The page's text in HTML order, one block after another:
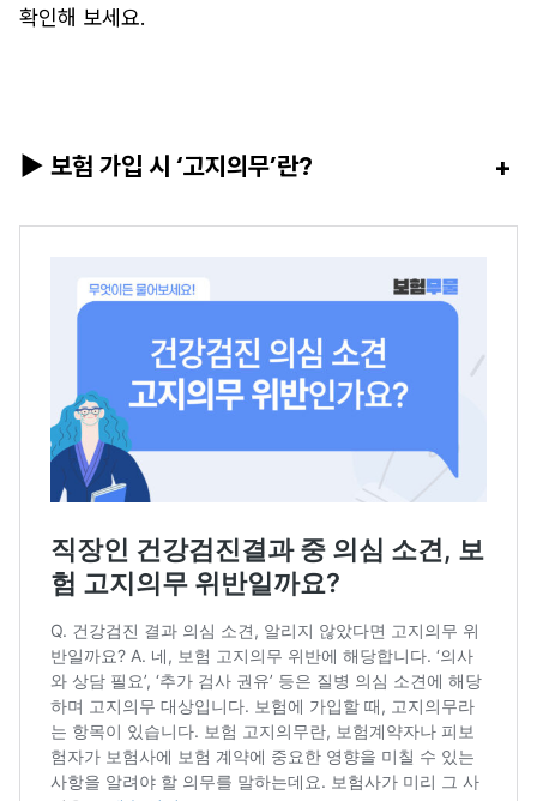
확인해 보세요.
▶ 보험 가입 시 ‘고지의무’란? +